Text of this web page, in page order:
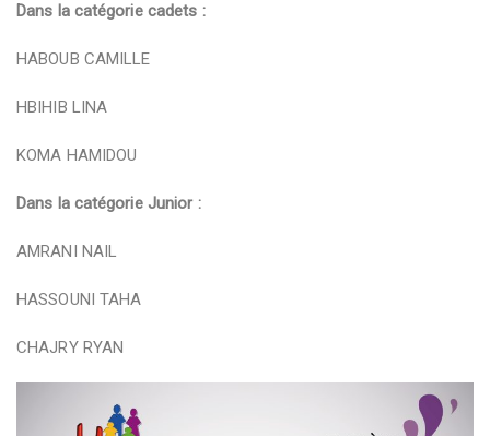
Dans la catégorie cadets :
HABOUB CAMILLE
HBIHIB LINA
KOMA HAMIDOU
Dans la catégorie Junior :
AMRANI NAIL
HASSOUNI TAHA
CHAJRY RYAN